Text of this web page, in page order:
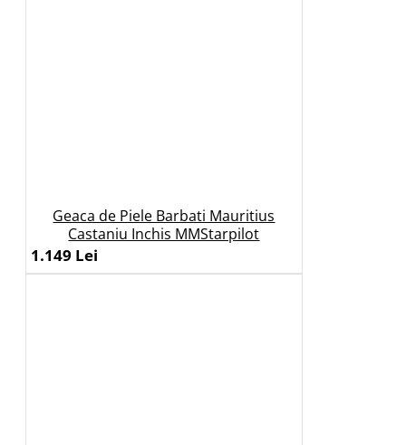
Geaca de Piele Barbati Mauritius
Castaniu Inchis MMStarpilot
1.149 Lei